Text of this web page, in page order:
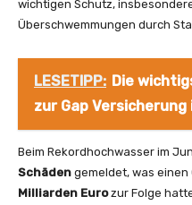
wichtigen Schutz,
Überschwemmungen durch
LESETIPP: Die
zur Gap Versicherung
Beim Rekordhochwasser im
Schäden gemeldet, was
Milliarden Eurozur Folge